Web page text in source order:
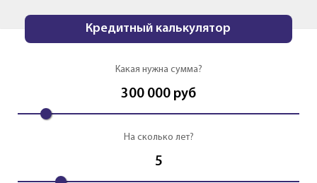
Кредитный калькулятор
Какая нужна сумма?
300 000 руб
На сколько лет?
5